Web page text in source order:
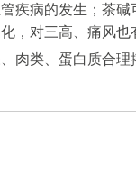
疾病的发生；茶
，对三高、痛风也
肉类、蛋白质合